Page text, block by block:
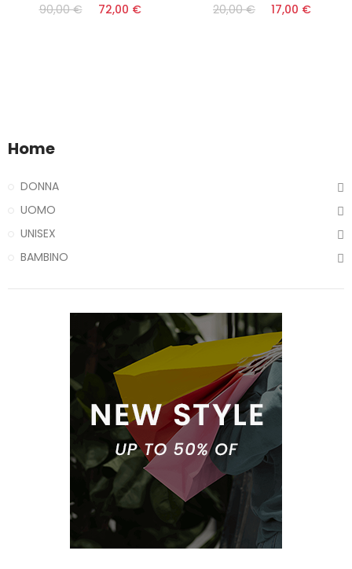
90,00 € 72,00 € 20,00 € 17,00 €
Home
DONNA
UOMO
UNISEX
BAMBINO